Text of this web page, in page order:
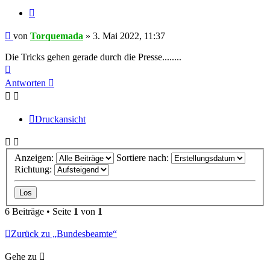
Beitrag
von Torquemada » 3. Mai 2022, 11:37
Die Tricks gehen gerade durch die Presse........
oben
Antworten
Druckansicht
Anzeigen:
Sortiere nach:
Richtung:
6 Beiträge • Seite 1 von 1
Zurück zu „Bundesbeamte“
Gehe zu